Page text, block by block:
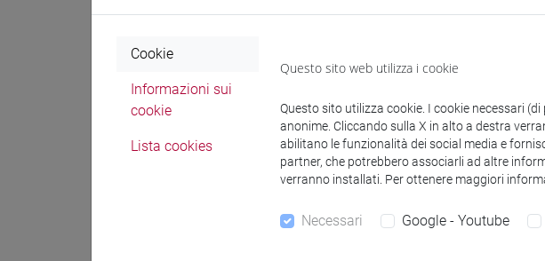
Materiali didattici
Materiali su Moodle
Corsi di studio e percorsi
[FT1] CONSERVAZIONE E
Cookie
Informazioni sui
cookie
Lista cookies
Questo sito web utilizza i cookie
Questo sito utilizza cookie. I cookie necessari
anonime. Cliccando sulla X in alto a destra
abilitano le funzionalità dei social media e
partner, che potrebbero associarli ad altre
verranno installati. Per ottenere maggiori
Necessari Google - Youtube